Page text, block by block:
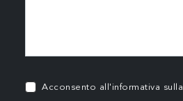
Acconsento all'informativa sulla